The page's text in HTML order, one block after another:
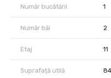
sală de fitness, două piscine
grădină interioară, un avantaj
Floreasca.
află la aproximativ 5 minute de
este în imediata apropiere, cu
supermarketuri și servicii
Număr bucătării 1
Număr băi 2
Etaj 11
Suprafață utilă